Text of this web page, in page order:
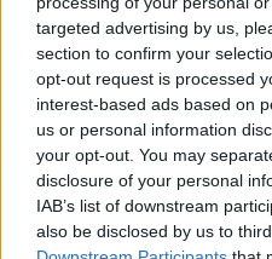
targeted advertising by us,
section to confirm your
opt-out request is processed
interest-based ads based on
us or personal information
your opt-out. You may
disclosure of your personal
IAB’s list of downstream
also be disclosed by us to
Όπως αποκαλύπτει το
την τεχνική έκθεση
αυτοκίνητα στο
δολοφονήθηκε ο
Παράλληλα, ο
σταθερός σε αυτό
δεν είναι ο ίδιος ο